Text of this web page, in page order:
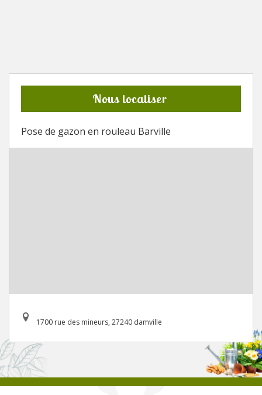
Nous localiser
Pose de gazon en rouleau Barville
1700 rue des mineurs, 27240 damville